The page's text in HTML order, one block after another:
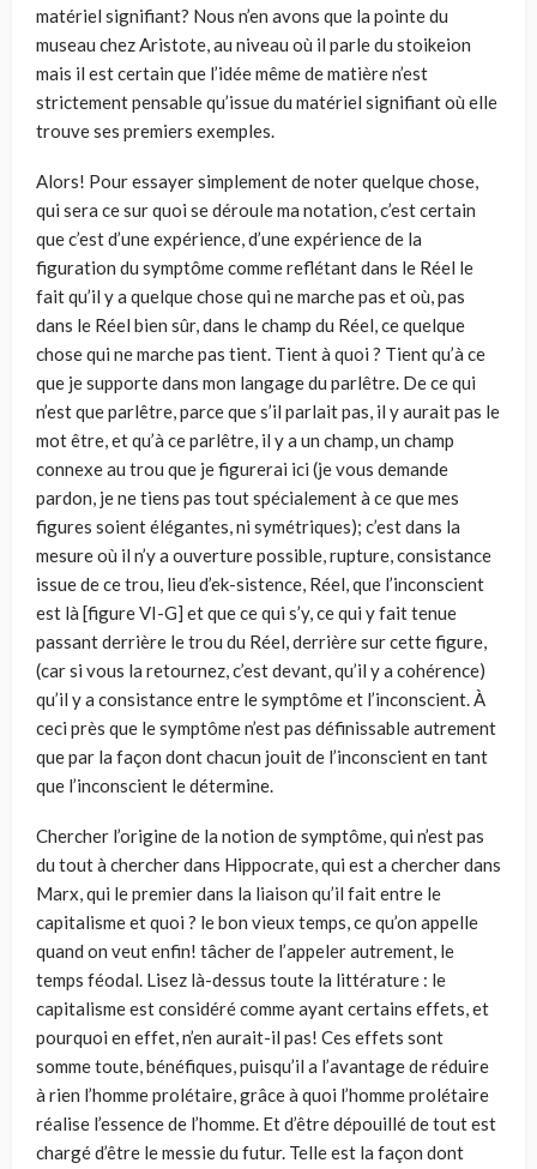
matériel signifiant? Nous n’en avons que la pointe du
museau chez Aristote, au niveau où il parle du stoikeion
mais il est certain que l’idée même de matière n’est
strictement pensable qu’issue du matériel signifiant où elle
trouve ses premiers exemples.
Alors! Pour essayer simplement de noter quelque chose,
qui sera ce sur quoi se déroule ma notation, c’est certain
que c’est d’une expérience, d’une expérience de la
figuration du symptôme comme reflétant dans le Réel le
fait qu’il y a quelque chose qui ne marche pas et où, pas
dans le Réel bien sûr, dans le champ du Réel, ce quelque
chose qui ne marche pas tient. Tient à quoi ? Tient qu’à ce
que je supporte dans mon langage du parlêtre. De ce qui
n’est que parlêtre, parce que s’il parlait pas, il y aurait pas le
mot être, et qu’à ce parlêtre, il y a un champ, un champ
connexe au trou que je figurerai ici (je vous demande
pardon, je ne tiens pas tout spécialement à ce que mes
figures soient élégantes, ni symétriques); c’est dans la
mesure où il n’y a ouverture possible, rupture, consistance
issue de ce trou, lieu d’ek-sistence, Réel, que l’inconscient
est là [figure VI-G] et que ce qui s’y, ce qui y fait tenue
passant derrière le trou du Réel, derrière sur cette figure,
(car si vous la retournez, c’est devant, qu’il y a cohérence)
qu’il y a consistance entre le symptôme et l’inconscient. À
ceci près que le symptôme n’est pas définissable autrement
que par la façon dont chacun jouit de l’inconscient en tant
que l’inconscient le détermine.
Chercher l’origine de la notion de symptôme, qui n’est pas
du tout à chercher dans Hippocrate, qui est a chercher dans
Marx, qui le premier dans la liaison qu’il fait entre le
capitalisme et quoi ? le bon vieux temps, ce qu’on appelle
quand on veut enfin! tâcher de l’appeler autrement, le
temps féodal. Lisez là-dessus toute la littérature : le
capitalisme est considéré comme ayant certains effets, et
pourquoi en effet, n’en aurait-il pas! Ces effets sont
somme toute, bénéfiques, puisqu’il a l’avantage de réduire
à rien l’homme prolétaire, grâce à quoi l’homme prolétaire
réalise l’essence de l’homme. Et d’être dépouillé de tout est
chargé d’être le messie du futur. Telle est la façon dont